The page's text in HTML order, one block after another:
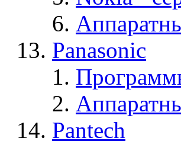
Panasonic
Pantech